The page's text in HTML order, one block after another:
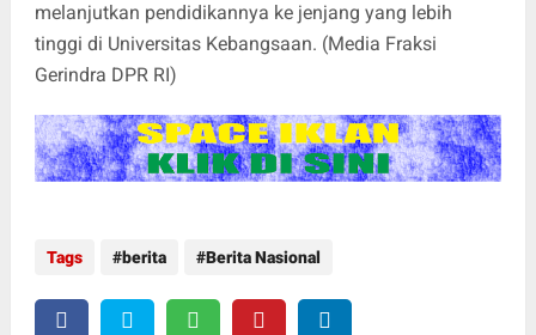
melanjutkan pendidikannya ke jenjang yang lebih
tinggi di Universitas Kebangsaan. (Media Fraksi
Gerindra DPR RI)
Tags berita Berita Nasional